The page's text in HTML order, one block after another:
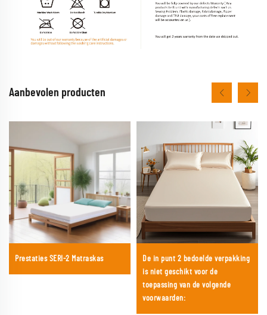
Aanbevolen producten
Prestaties SERI-2 Matraskas
De in punt 2 bedoelde verpakking
is niet geschikt voor de
toepassing van de volgende
voorwaarden: